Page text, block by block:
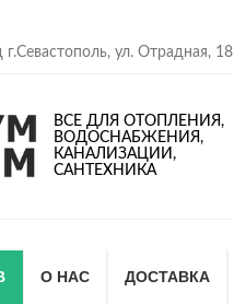
ул. Отрадная, 18
ВСЕ ДЛЯ ОТОПЛЕНИЯ,
ВОДОСНАБЖЕНИЯ,
КАНАЛИЗАЦИИ,
САНТЕХНИКА
О НАС ДОСТАВКА